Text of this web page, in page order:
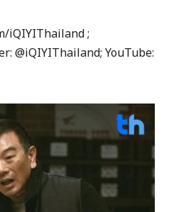
iQIYIThailand ;
@iQIYIThailand; YouTube: